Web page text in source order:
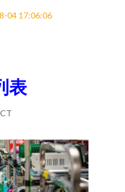
04 17:06:06
表